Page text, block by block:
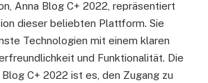
Anna Blog C+ 2022, repräsentiert
dieser beliebten Plattform. Sie
Technologien mit einem klaren
und Funktionalität. Die
C+ 2022 ist es, den Zugang zu